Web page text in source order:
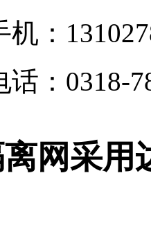
网采用
机：
话：0318-